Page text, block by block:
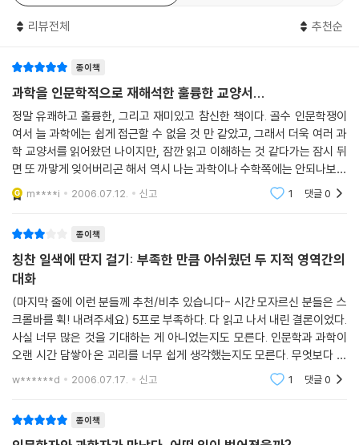
의 생산에 어떻게 이바지하는가? 등등의 질문을 통해 과학을 되짚어볼 수
있게 한다. 이 책은 2004년 말부터 2005년 초까지 <한겨레>에 실은 ‘인
다.
리뷰전체 추천순
종이책
과학을 인문학적으로 재해석한 훌륭한 교양서...
정말 유쾌하고 훌륭한, 그리고 재미있고 참신한 책이다. 골수 인문학쟁이
여서 늘 과학에는 쉽게 접근할 수 없을 것 만 같았고, 그래서 더욱 여러 과
학 교양서를 읽어왔던 나이지만, 잠깐 읽고 이해하는 것 같다가는 잠시 뒤
면 또 까맣게 잊어버리곤 해서 역시 나는 과학이나 수학쪽에는 안되나보다
하고 생각하기가 일쑤였다. 그런데, 나만큼이나 과학에는 문외한인 여러
m****i 2006.07.12. 신고 1 댓글0
종이책
칭찬 일색에 딴지 걸기: 부족한 만큼 아쉬웠던 두 지적 영역간의
대화
(마지막 줄에 이런 분들께 추천/비추 있습니다- 시간 모자르신 분들은 스
크롤바를 휙! 내려주세요) 5프로 부족하다. 다 읽고 나서 내린 결론이었다.
사실 너무 많은 것을 기대하는 게 아니었는지도 모른다. 인문학과 과학이
오랜 시간 담쌓아 온 괴리를 너무 쉽게 생각했는지도 모른다. 무엇보다 제
목부터가 ''인문학의 창으로 본 과학'' 이다. 어떻게 이야기가 전개될지는
w******d 2006.07.17. 신고 1 댓글0
종이책